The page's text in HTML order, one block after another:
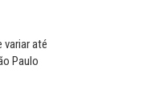
variar até
Paulo